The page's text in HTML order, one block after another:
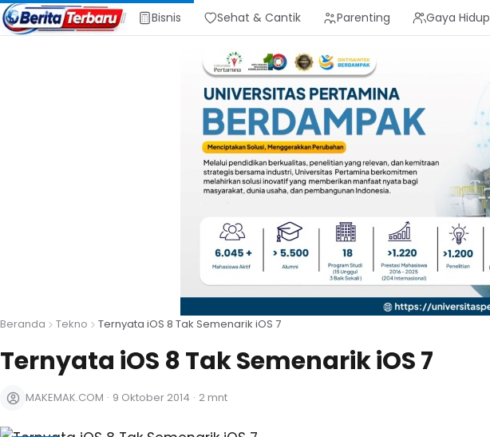
Bisnis Sehat & Cantik Parenting Gaya Hidup
Beranda Tekno Ternyata iOS 8 Tak Semenarik iOS 7
Ternyata iOS 8 Tak Semenarik iOS 7
MAKEMAK.COM · 9 Oktober 2014 · 2 mnt